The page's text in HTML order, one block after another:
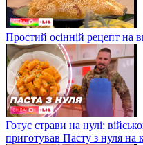
Простий осінній рецепт на
Готує страви на нулі:
приготував Пасту з нуля на